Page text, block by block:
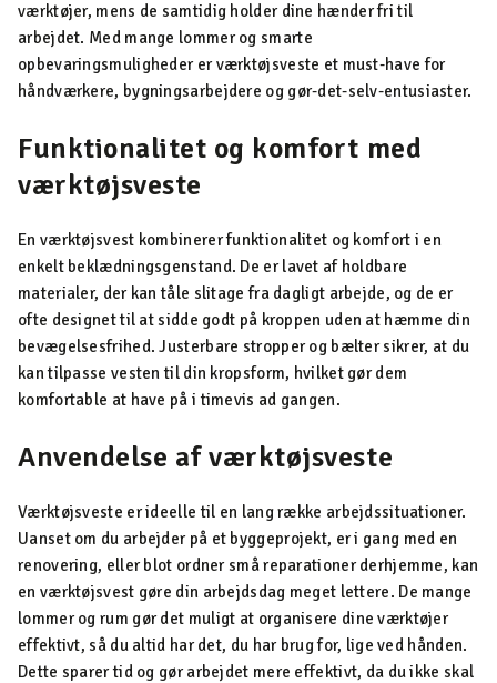
værktøjer, mens de samtidig holder dine hænder fri til
arbejdet. Med mange lommer og smarte
opbevaringsmuligheder er værktøjsveste et must-have for
håndværkere, bygningsarbejdere og gør-det-selv-entusiaster.
Funktionalitet og komfort med
værktøjsveste
En værktøjsvest kombinerer funktionalitet og komfort i en
enkelt beklædningsgenstand. De er lavet af holdbare
materialer, der kan tåle slitage fra dagligt arbejde, og de er
ofte designet til at sidde godt på kroppen uden at hæmme din
bevægelsesfrihed. Justerbare stropper og bælter sikrer, at du
kan tilpasse vesten til din kropsform, hvilket gør dem
komfortable at have på i timevis ad gangen.
Anvendelse af værktøjsveste
Værktøjsveste er ideelle til en lang række arbejdssituationer.
Uanset om du arbejder på et byggeprojekt, er i gang med en
renovering, eller blot ordner små reparationer derhjemme, kan
en værktøjsvest gøre din arbejdsdag meget lettere. De mange
lommer og rum gør det muligt at organisere dine værktøjer
effektivt, så du altid har det, du har brug for, lige ved hånden.
Dette sparer tid og gør arbejdet mere effektivt, da du ikke skal